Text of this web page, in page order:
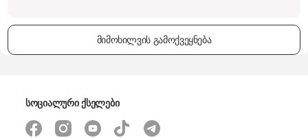
მიმოხილვის გამოქვეყნება
სოციალური ქსელები